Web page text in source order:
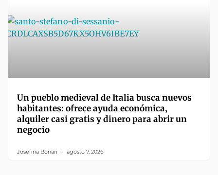
Un pueblo medieval de Italia busca nuevos
habitantes: ofrece ayuda económica,
alquiler casi gratis y dinero para abrir un
negocio
Josefina Bonari agosto 7, 2026